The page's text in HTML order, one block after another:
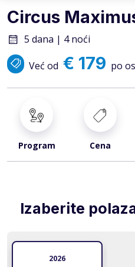
Circus
5 dana | 4 noći
Već od € 179 po
Program Cena
Izaberite
2026